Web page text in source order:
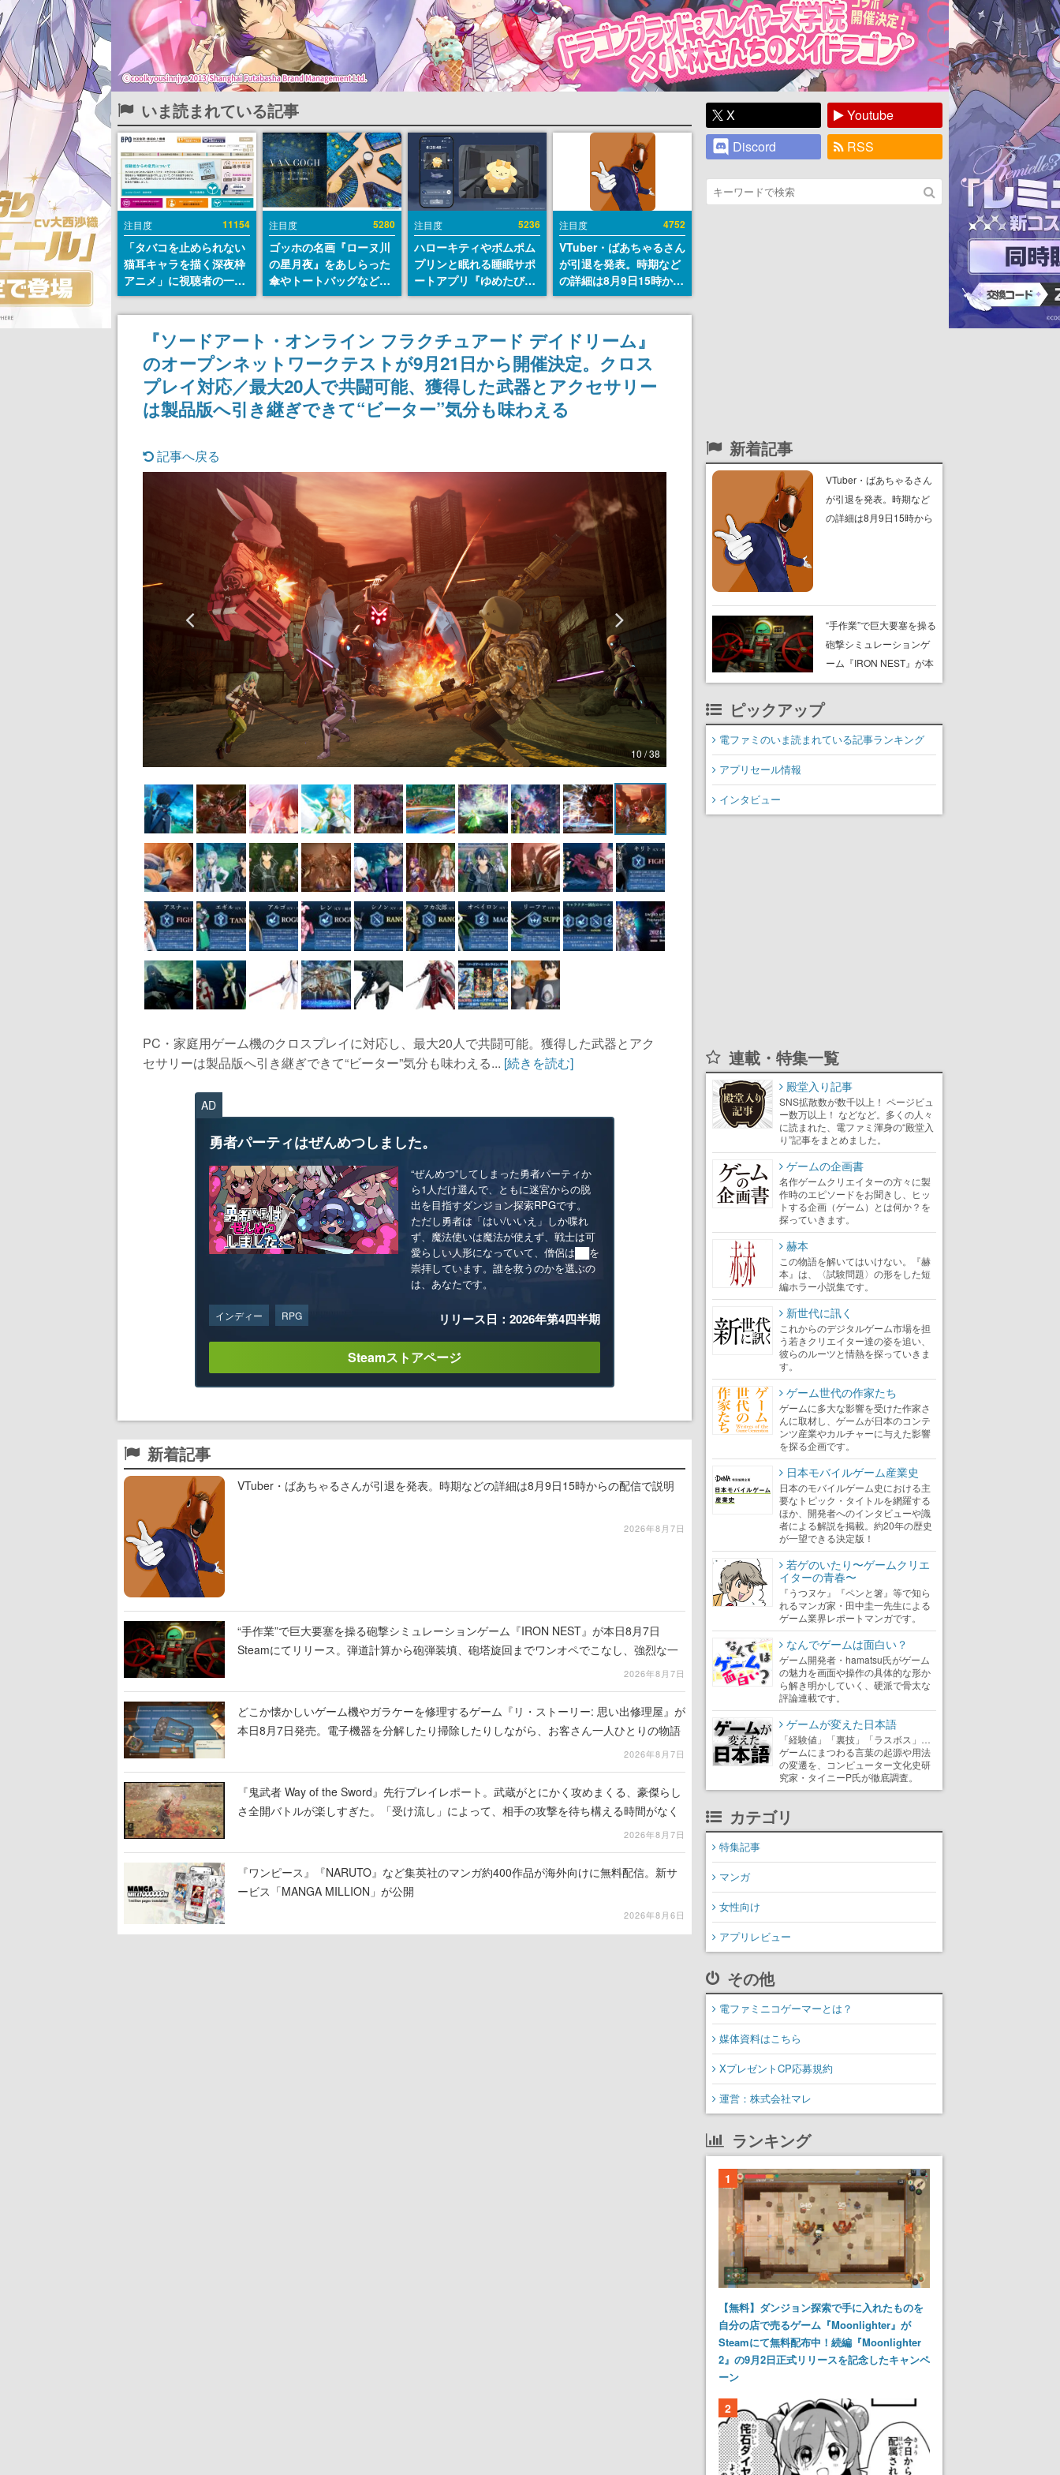
いま読まれている記事
注目度 11154
「タバコを止められない
猫耳キャラを描く深夜枠
アニメ」に視聴者の一部
から批判意見。違法薬物
の使用と思しき描写も含
めて、BPOが議論を交わ
注目度 5280
ゴッホの名画『ローヌ川
の星月夜』をあしらった
傘やトートバッグなどが
登場。8月7日21時より2
日間限定で予約販売
注目度 5236
ハローキティやポムポム
プリンと眠れる睡眠サポ
ートアプリ『ゆめたび』
が配信中。キャラごとの
ASMRや目覚ましアラー
ムも搭載
注目度 4752
VTuber・ばあちゃるさん
が引退を発表。時期など
の詳細は8月9日15時から
の配信で説明
『ソードアート・オンライン フラクチュアード デイドリーム』
のオープンネットワークテストが9月21日から開催決定。クロス
プレイ対応／最大20人で共闘可能、獲得した武器とアクセサリー
は製品版へ引き継ぎできて“ビーター”気分も味わえる
記事へ戻る
10 / 38
PC・家庭用ゲーム機のクロスプレイに対応し、最大20人で共闘可能。獲得した武器とアク
セサリーは製品版へ引き継ぎできて“ビーター”気分も味わえる... [続きを読む]
AD
勇者パーティはぜんめつしました。
“ぜんめつ”してしまった勇者パーティか
ら1人だけ選んで、ともに迷宮からの脱
出を目指すダンジョン探索RPGです。
ただし勇者は「はい/いいえ」しか喋れ
ず、魔法使いは魔法が使えず、戦士は可
愛らしい人形になっていて、僧侶は██を
崇拝しています。誰を救うのかを選ぶの
は、あなたです。
インディー RPG リリース日：2026年第4四半期
Steamストアページ
新着記事
VTuber・ばあちゃるさんが引退を発表。時期などの詳細は8月9日15時からの配信で説明
2026年8月7日
“手作業”で巨大要塞を操る砲撃シミュレーションゲーム『IRON NEST』が本日8月7日
Steamにてリリース。弾道計算から砲弾装填、砲塔旋回までワンオペでこなし、強烈な一
2026年8月7日
どこか懐かしいゲーム機やガラケーを修理するゲーム『リ・ストーリー: 思い出修理屋』が
本日8月7日発売。電子機器を分解したり掃除したりしながら、お客さん一人ひとりの物語
2026年8月7日
『鬼武者 Way of the Sword』先行プレイレポート。武蔵がとにかく攻めまくる、豪傑らし
さ全開バトルが楽しすぎた。「受け流し」によって、相手の攻撃を待ち構える時間がなく
2026年8月7日
『ワンピース』『NARUTO』など集英社のマンガ約400作品が海外向けに無料配信。新サ
ービス「MANGA MILLION」が公開
2026年8月6日
X
Youtube
Discord
RSS
新着記事
VTuber・ばあちゃるさん
が引退を発表。時期など
の詳細は8月9日15時から
“手作業”で巨大要塞を操る
砲撃シミュレーションゲ
ーム『IRON NEST』が本
日8月7日Steamにてリリ
オペでこなし、強烈な一
撃をブチかませるロマン
ピックアップ
電ファミのいま読まれている記事ランキング
アプリセール情報
インタビュー
連載・特集一覧
殿堂入り記事
SNS拡散数が数千以上！ ページビュ
ー数万以上！ などなど。多くの人々
に読まれた、電ファミ渾身の“殿堂入
り”記事をまとめました。
ゲームの企画書
名作ゲームクリエイターの方々に製
作時のエピソードをお聞きし、ヒッ
トする企画（ゲーム）とは何か？を
探っていきます。
赫本
この物語を解いてはいけない。『赫
本』は、〈試験問題〉の形をした短
編ホラー小説集です。
新世代に訊く
これからのデジタルゲーム市場を担
う若きクリエイター達の姿を追い、
彼らのルーツと情熱を探っていきま
す。
ゲーム世代の作家たち
ゲームに多大な影響を受けた作家さ
んに取材し、ゲームが日本のコンテ
ンツ産業やカルチャーに与えた影響
を探る企画です。
日本モバイルゲーム産業史
日本のモバイルゲーム史における主
要なトピック・タイトルを網羅する
ほか、開発者へのインタビューや識
者による解説を掲載。約20年の歴史
が一望できる決定版！
若ゲのいたり〜ゲームクリエ
イターの青春〜
『うつヌケ』『ペンと箸』等で知ら
れるマンガ家・田中圭一先生による
ゲーム業界レポートマンガです。
なんでゲームは面白い？
ゲーム開発者・hamatsu氏がゲーム
の魅力を画面や操作の具体的な形か
ら解き明かしていく、硬派で骨太な
評論連載です。
ゲームが変えた日本語
「経験値」「裏技」「ラスボス」…
ゲームにまつわる言葉の起源や用法
の変遷を、コンピューター文化史研
究家・タイニーP氏が徹底調査。
カテゴリ
特集記事
マンガ
女性向け
アプリレビュー
その他
電ファミニコゲーマーとは？
媒体資料はこちら
XプレゼントCP応募規約
運営：株式会社マレ
ランキング
1
【無料】ダンジョン探索で手に入れたものを
自分の店で売るゲーム『Moonlighter』が
Steamにて無料配布中！続編『Moonlighter
2』の9月2日正式リリースを記念したキャンペ
ーン
2